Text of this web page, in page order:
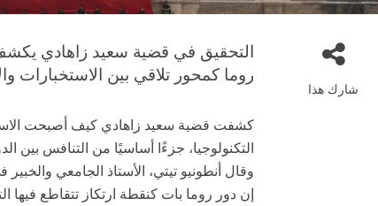
شارك هذا
التحقيق في قضية سعيد زاهادي يكشف
روما كمحور تلاقي بين الاستخبارات
كشفت قضية سعيد زاهادي كيف أصبحت
التكنولوجيا، جزءًا أساسيًا من التنافس بين
وقال أنطونيو تيتي، الأستاذ الجامعي
إن دور روما بات كنقطة ارتكاز تتقاطع فيها